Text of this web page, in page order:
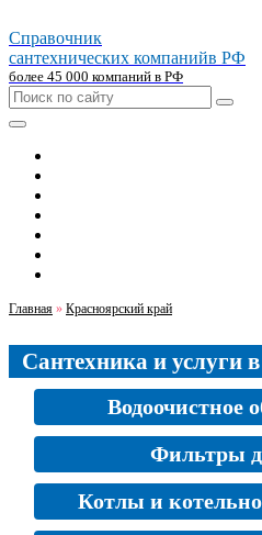
Справочник
сантехнических компанийв РФ
более 45 000 компаний в РФ
Главная » Красноярский край
Сантехника и услуги
Водоочистное
Фильтры
Котлы и